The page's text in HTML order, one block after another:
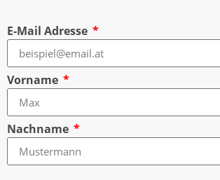
E-Mail Adresse
Vorname
Nachname